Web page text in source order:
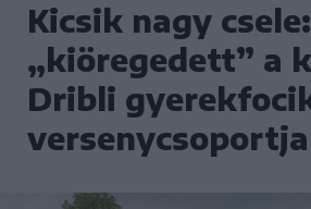
Kicsik nagy csele:
„kiöregedett” a
Dribli
versenycsoportja